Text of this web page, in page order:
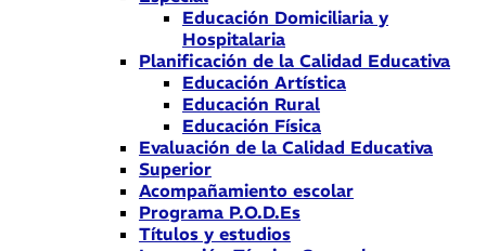
Educación Domiciliaria y
Hospitalaria
Planificación de la Calidad Educativa
Educación Artística
Educación Rural
Educación Física
Evaluación de la Calidad Educativa
Superior
Acompañamiento escolar
Programa P.O.D.Es
Títulos y estudios